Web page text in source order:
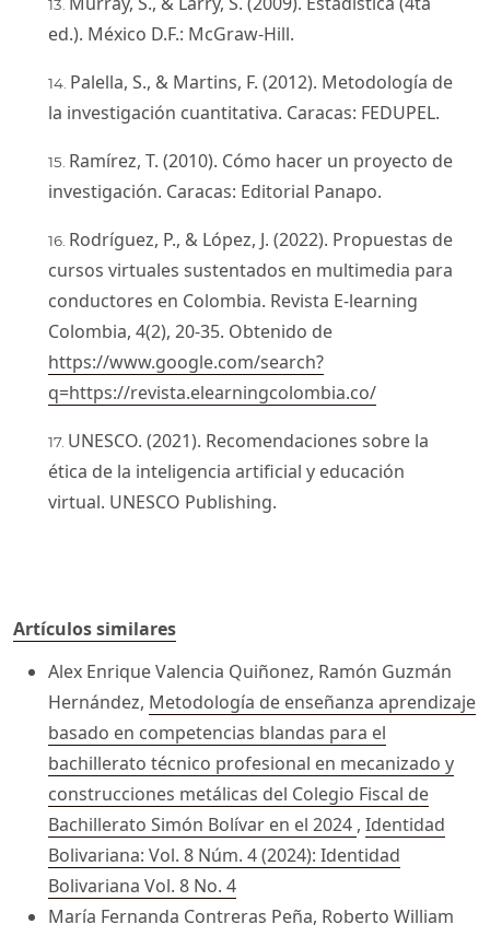
ed.). México D.F.: McGraw-Hill.
Palella, S., & Martins, F. (2012). Metodología de
la investigación cuantitativa. Caracas: FEDUPEL.
Ramírez, T. (2010). Cómo hacer un proyecto de
investigación. Caracas: Editorial Panapo.
Rodríguez, P., & López, J. (2022). Propuestas de
cursos virtuales sustentados en multimedia para
conductores en Colombia. Revista E-learning
Colombia, 4(2), 20-35. Obtenido de
https://www.google.com/search?
q=https://revista.elearningcolombia.co/
UNESCO. (2021). Recomendaciones sobre la
ética de la inteligencia artificial y educación
virtual. UNESCO Publishing.
Artículos similares
Alex Enrique Valencia Quiñonez, Ramón Guzmán
Hernández, Metodología de enseñanza aprendizaje
basado en competencias blandas para el
bachillerato técnico profesional en mecanizado y
construcciones metálicas del Colegio Fiscal de
Bachillerato Simón Bolívar en el 2024 , Identidad
Bolivariana: Vol. 8 Núm. 4 (2024): Identidad
Bolivariana Vol. 8 No. 4
María Fernanda Contreras Peña, Roberto William